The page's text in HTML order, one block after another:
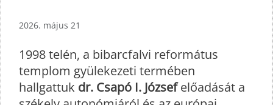
2026. május 21
1998 telén, a bibarcfalvi református
templom gyülekezeti termében
hallgattuk dr. Csapó I. Józsefelőadását a